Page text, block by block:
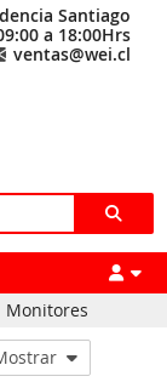
Santiago
a 18:00Hrs
ventas@wei.cl
Monitores